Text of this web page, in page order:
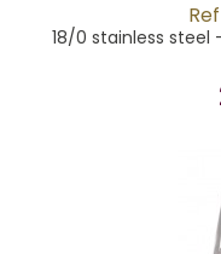
18/0 stainless